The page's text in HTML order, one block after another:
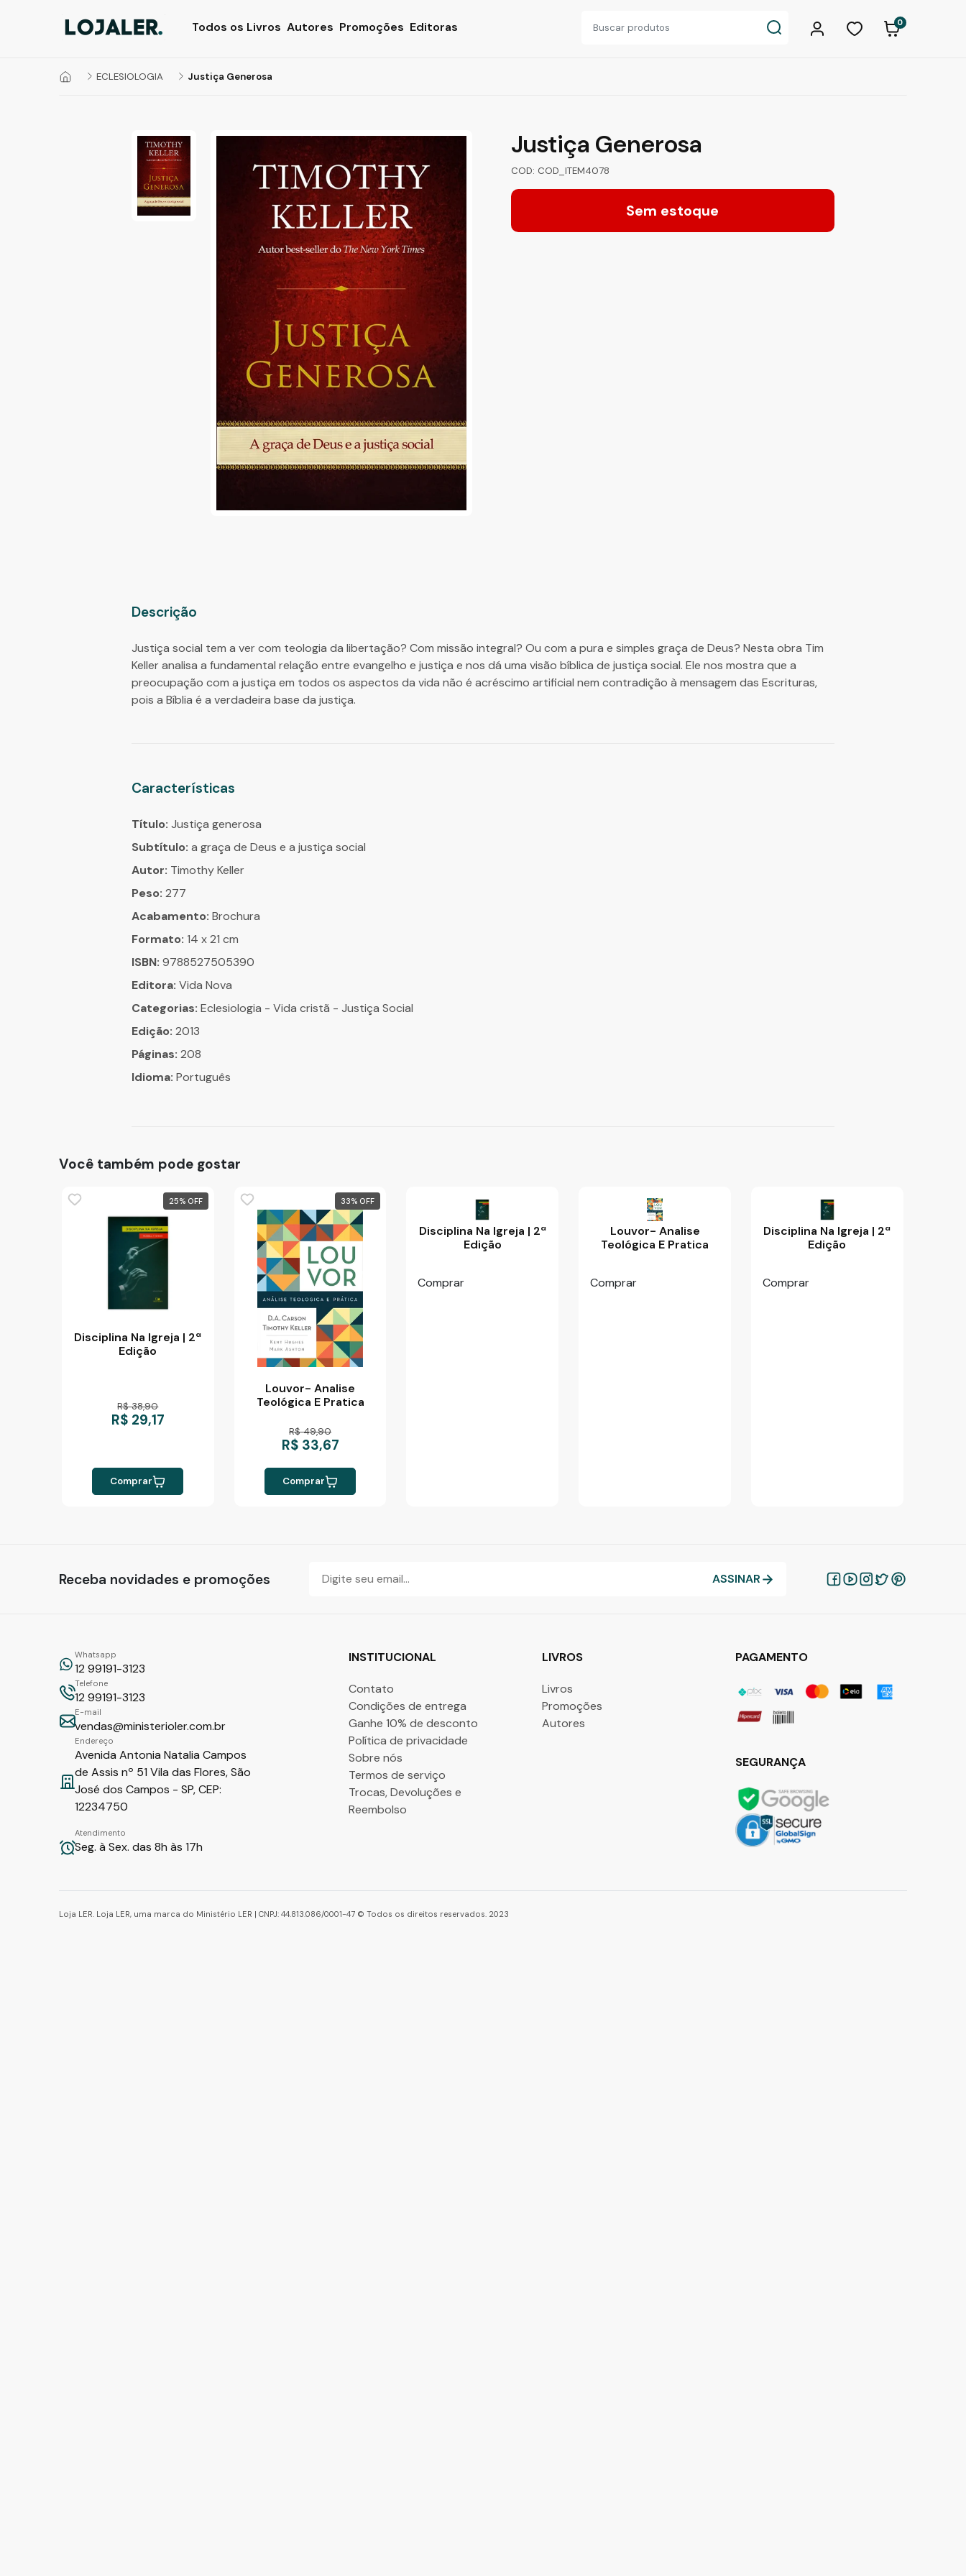
Todos os Livros Autores Promoções Editoras 0
ECLESIOLOGIA Justiça Generosa
Justiça Generosa
COD: COD_ITEM4078
Sem estoque
Descrição
Justiça social tem a ver com teologia da libertação? Com missão integral? Ou com a pura e simples graça de Deus? Nesta obra Tim
Keller analisa a fundamental relação entre evangelho e justiça e nos dá uma visão bíblica de justiça social. Ele nos mostra que a
preocupação com a justiça em todos os aspectos da vida não é acréscimo artificial nem contradição à mensagem das Escrituras,
pois a Bíblia é a verdadeira base da justiça.
Características
Título: Justiça generosa
Subtítulo: a graça de Deus e a justiça social
Autor: Timothy Keller
Peso: 277
Acabamento: Brochura
Formato: 14 x 21 cm
ISBN: 9788527505390
Editora: Vida Nova
Categorias: Eclesiologia - Vida cristã - Justiça Social
Edição: 2013
Páginas: 208
Idioma: Português
Você também pode gostar
25%
Disciplina Na Igreja | 2ª
Edição
R$ 38,90
R$ 29,17
Comprar
33%
Louvor- Analise
Teológica E Pratica
R$ 49,90
R$ 33,67
Comprar
Disciplina Na Igreja | 2ª
Edição
Comprar
Louvor- Analise
Teológica E Pratica
Comprar
Disciplina Na Igreja | 2ª
Edição
Comprar
Receba novidades e promoções ASSINAR
Whatsapp
12 99191-3123
Telefone
12 99191-3123
E-mail
vendas@ministerioler.com.br
Endereço
Avenida Antonia Natalia Campos
de Assis nº 51 Vila das Flores, São
José dos Campos - SP, CEP:
12234750
Atendimento
Seg. à Sex. das 8h às 17h
INSTITUCIONAL
Contato
Condições de entrega
Ganhe 10% de desconto
Política de privacidade
Sobre nós
Termos de serviço
Trocas, Devoluções e
Reembolso
LIVROS
Livros
Promoções
Autores
PAGAMENTO
SEGURANÇA
Loja LER. Loja LER, uma marca do Ministério LER | CNPJ: 44.813.086/0001-47 © Todos os direitos reservados. 2023